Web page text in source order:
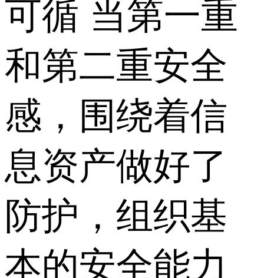
可循 当第一重
和第二重安全
感，围绕着信
息资产做好了
防护，组织基
本的安全能力